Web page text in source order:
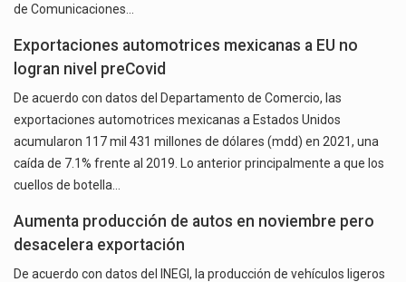
de Comunicaciones…
Exportaciones automotrices mexicanas a EU no
logran nivel preCovid
De acuerdo con datos del Departamento de Comercio, las
exportaciones automotrices mexicanas a Estados Unidos
acumularon 117 mil 431 millones de dólares (mdd) en 2021, una
caída de 7.1% frente al 2019. Lo anterior principalmente a que los
cuellos de botella…
Aumenta producción de autos en noviembre pero
desacelera exportación
De acuerdo con datos del INEGI, la producción de vehículos ligeros